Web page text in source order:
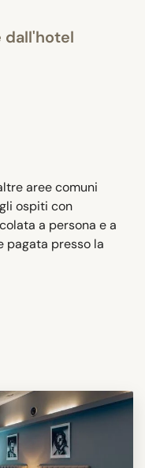
aree comuni
ospiti con
a persona e a
pagata presso la